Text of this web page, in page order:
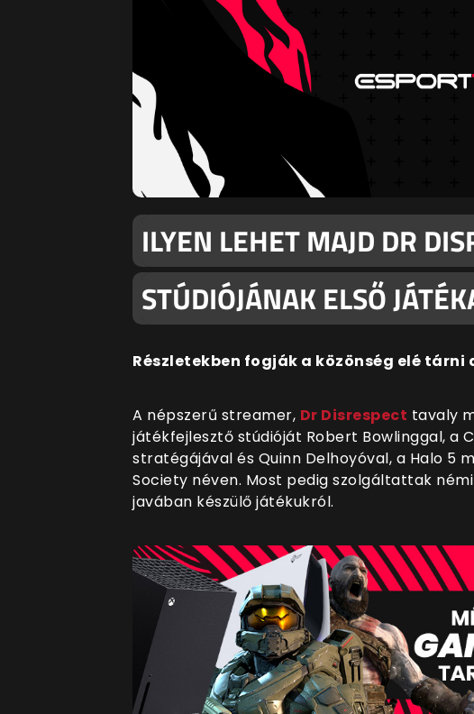
ILYEN LEHET MAJD DR
STÚDIÓJÁNAK ELSŐ
Részletekben fogják a közönség elé tárni
A népszerű streamer, Dr Disrespect tavaly
játékfejlesztő stúdióját Robert Bowlinggal, a
stratégájával és Quinn Delhoyóval, a Halo 5
Society néven. Most pedig szolgáltattak
javában készülő játékukról.